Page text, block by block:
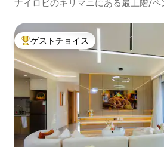
ナイロビのキリマニにある最上階/ペ
大好評のゲストチョイスです。
ゲストチョイス